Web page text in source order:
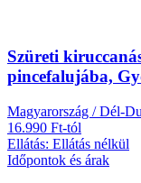
Szüreti
pincefalujába,
Magyarország / Dél-
16.990 Ft-tól
Ellátás: Ellátás nélkül
Időpontok és árak